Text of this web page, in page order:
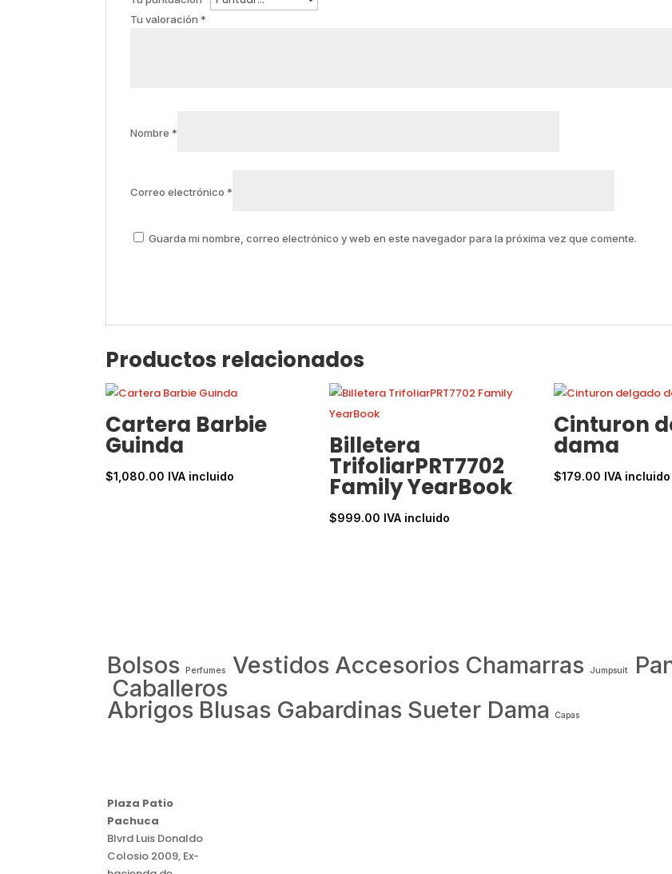
Tu valoración *
Nombre *
Correo electrónico *
Guarda mi nombre, correo electrónico y web en este navegador para la próxima vez que comente.
Productos relacionados
Cartera Barbie
Guinda
$1,080.00 IVA incluido
Billetera
TrifoliarPRT7702
Family YearBook
$999.00 IVA incluido
Cinturon
dama
$179.00 IVA incluido
Bolsos Perfumes Vestidos Accesorios Chamarras Jumpsuit
Caballeros
Abrigos Blusas Gabardinas Sueter Dama Capas
Plaza Patio
Pachuca
Blvrd Luis Donaldo
Colosio 2009, Ex-